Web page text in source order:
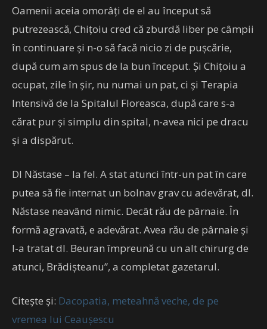
Oamenii aceia omorâți de el au început să
putrezească, Chițoiu cred că zburdă liber pe câmpii
în continuare și n-o să facă nicio zi de pușcărie,
după cum am spus de la bun început. Și Chițoiu a
ocupat, zile în șir, nu numai un pat, ci și Terapia
Intensivă de la Spitalul Floreasca, după care s-a
cărat pur și simplu din spital, n-avea nici pe dracu
și a dispărut.
Dl Năstase – la fel. A stat atunci într-un pat în care
putea să fie internat un bolnav grav cu adevărat, dl.
Năstase neavând nimic. Decât rău de pârnaie. În
formă agravată, e adevărat. Avea rău de pârnaie și
l-a tratat dl. Beuran împreună cu un alt chirurg de
atunci, Brădișteanu”, a completat gazetarul.
Citește și: Dacopatia, meteahnă veche, de pe
vremea lui Ceaușescu